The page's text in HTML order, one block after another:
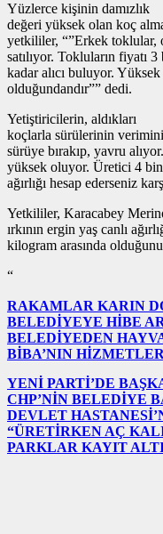
Yüzlerce kişinin damızlık
değeri yüksek olan koç
yetkililer, “”Erkek toklular,
satılıyor. Tokluların fiyatı
kadar alıcı buluyor.
olduğundandır”” dedi.
Yetiştiricilerin, aldıkları
koçlarla sürülerinin
sürüye bırakıp, yavru
yüksek oluyor. Üretici 4 bin
ağırlığı hesap ederseniz
Yetkililer, Karacabey
ırkının ergin yaş canlı
kilogram arasında
“
RAKAMLAR KARIN
BELEDİYEYE HİBE
BELEDİYEDEN
BİBA’NIN
YENİ PARTİ’DE
CHP’NİN BELEDİYE
DEVLET
“ÜRETİRKEN AÇ
PARKLAR KAYIT